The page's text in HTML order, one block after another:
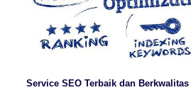
Service SEO Terbaik dan